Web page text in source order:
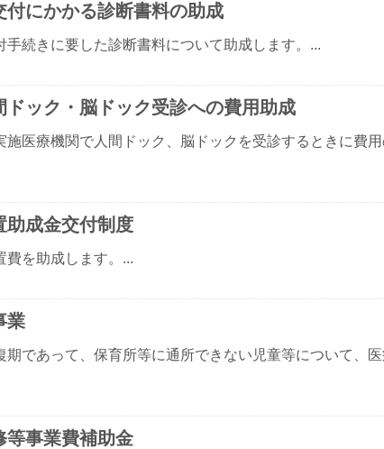
付にかかる診断書料の助成
手続きに要した診断書料について助成します。...
ドック・脳ドック受診への費用助成
施医療機関で人間ドック、脳ドックを受診するときに費
助成金交付制度
費を助成します。...
業
期であって、保育所等に通所できない児童等について、医
等事業費補助金